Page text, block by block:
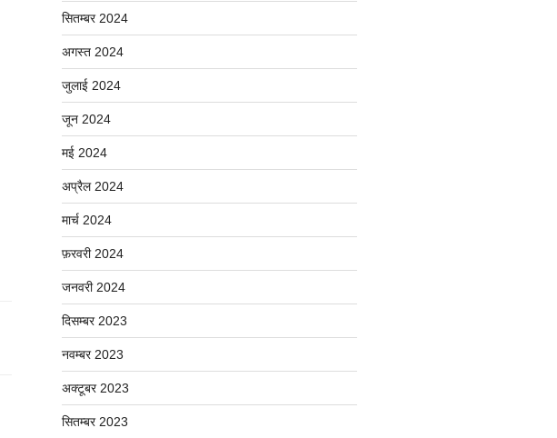
सितम्बर 2024
अगस्त 2024
जुलाई 2024
जून 2024
मई 2024
अप्रैल 2024
मार्च 2024
फ़रवरी 2024
जनवरी 2024
दिसम्बर 2023
नवम्बर 2023
अक्टूबर 2023
सितम्बर 2023